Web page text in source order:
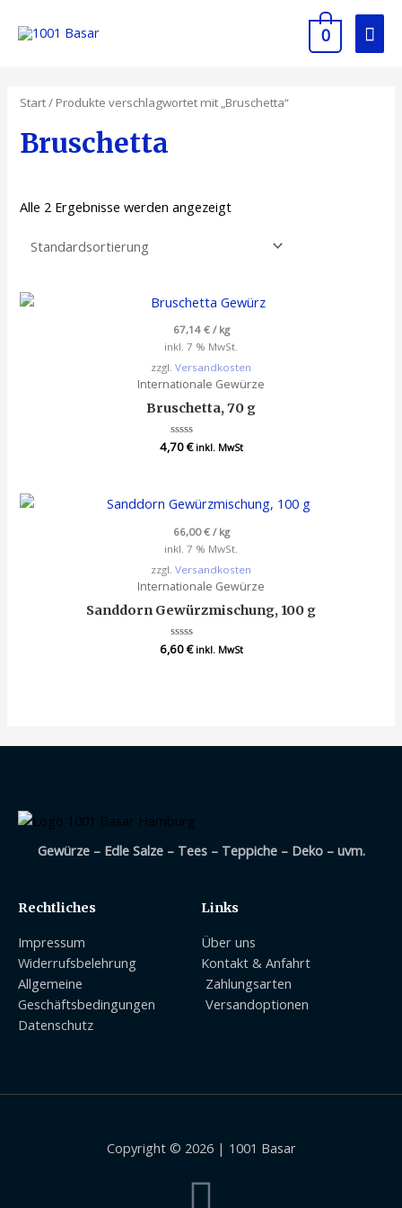
0
Start/ Produkte verschlagwortet mit „Bruschetta“
Bruschetta
Alle 2 Ergebnisse werden angezeigt
67,14 €/ kg
inkl. 7 % MwSt.
zzgl. Versandkosten
Internationale Gewürze
Bruschetta, 70 g
Bewertet
4,70€ inkl. MwSt
66,00€/ kg
inkl. 7 % MwSt.
zzgl. Versandkosten
Internationale Gewürze
Sanddorn Gewürzmischung, 100 g
Bewertet
6,60€ inkl. MwSt
Gewürze – Edle Salze – Tees – Teppiche – Deko – uvm.
Rechtliches
Impressum
Widerrufsbelehrung
Allgemeine
Geschäftsbedingungen
Datenschutz
Links
Über uns
Kontakt & Anfahrt
Zahlungsarten
Versandoptionen
Copyright © 2026 | 1001 Basar